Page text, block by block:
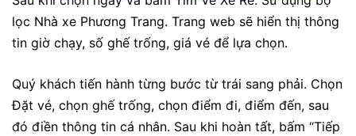
lọc Nhà xe Phương Trang. Trang web sẽ hiển thị thông
tin giờ chạy, số ghế trống, giá vé để lựa chọn.
Quý khách tiến hành từng bước từ trái sang phải. Chọn
Đặt vé, chọn ghế trống, chọn điểm đi, điểm đến, sau
đó điền thông tin cá nhân. Sau khi hoàn tất, bấm “Tiếp